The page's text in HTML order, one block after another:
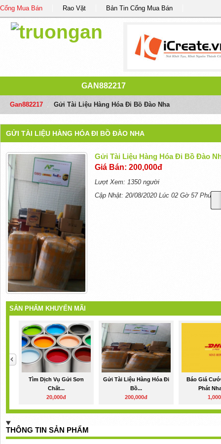
Cổng Mua Bán Rao Vặt Bản Tin Cổng Mua Bán
GAN882217
Gan882217 Gửi Tài Liệu Hàng Hóa Đi Bồ Đào Nha
GỬI TÀI LIỆU HÀNG HÓA ĐI BỒ ĐÀO NHA
Gửi Tài Liệu Hàng Hóa Đi Bồ Đào
Giá Bán: 200,000đ
Lượt Xem: 1350 người
Cập Nhật: 20/08/2020 Lúc 02 Gờ 57 Phút
SẢN PHẨM KHUYẾN MÃI
Tìm Dịch Vụ Gửi Sơn
Chất...
20,000đ
Gửi Tài Liệu Hàng Hóa Đi
Bồ...
200,000đ
Báo Giá
Phát
THÔNG TIN SẢN PHẨM